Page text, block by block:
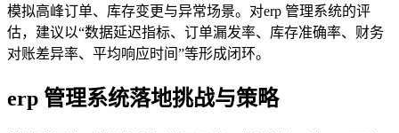
模拟高峰订单、库存变更与异常场景。对erp 管理系统的评
估，建议以“数据延迟指标、订单漏发率、库存准确率、财务
对账差异率、平均响应时间”等形成闭环。
erp 管理系统落地挑战与策略